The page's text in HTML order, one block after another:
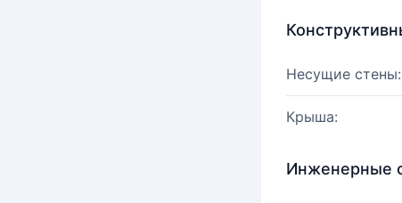
Несущие стены:
Крыша:
Инженерные